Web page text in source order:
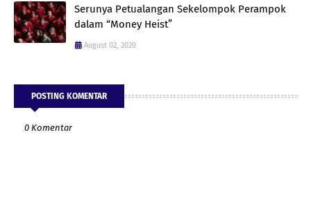
Serunya Petualangan Sekelompok Perampok
dalam “Money Heist”
August 02, 2020
POSTING KOMENTAR
0 Komentar